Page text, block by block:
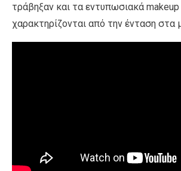
τράβηξαν και τα εντυπωσιακά
χαρακτηρίζονται από την ένταση στα